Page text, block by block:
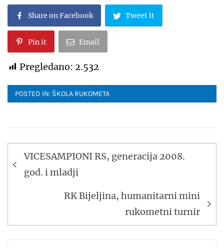
Share on Facebook Tweet it
Pin it Email
Pregledano: 2.532
POSTED IN: ŠKOLA RUKOMETA
Navigacija
članaka
VICESAMPIONI RS, generacija 2008.
god. i mladji
RK Bijeljina, humanitarni mini
rukometni turnir